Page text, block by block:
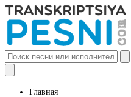
Главная